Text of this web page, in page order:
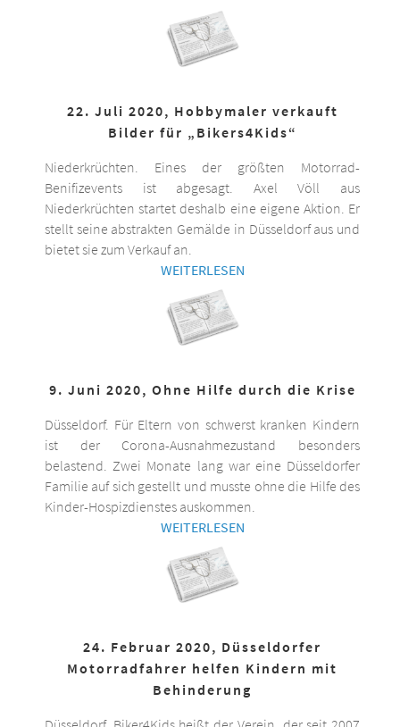
22. Juli 2020, Hobbymaler verkauft
Bilder für „Bikers4Kids“
Niederkrüchten. Eines der größten Motorrad-
Benifizevents ist abgesagt. Axel Völl aus
Niederkrüchten startet deshalb eine eigene Aktion. Er
stellt seine abstrakten Gemälde in Düsseldorf aus und
bietet sie zum Verkauf an.
WEITERLESEN
9. Juni 2020, Ohne Hilfe durch die Krise
Düsseldorf. Für Eltern von schwerst kranken Kindern
ist der Corona-Ausnahmezustand besonders
belastend. Zwei Monate lang war eine Düsseldorfer
Familie auf sich gestellt und musste ohne die Hilfe des
Kinder-Hospizdienstes auskommen.
WEITERLESEN
24. Februar 2020, Düsseldorfer
Motorradfahrer helfen Kindern mit
Behinderung